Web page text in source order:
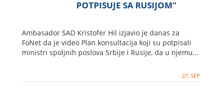
POTPISUJE SA RUSIJOM"
Ambasador SAD Kristofer Hil izjavio je danas za
FoNet da je video Plan konsultacija koji su potpisali
ministri spoljnih poslova Srbije i Rusije, da u njemu...
27. SEP